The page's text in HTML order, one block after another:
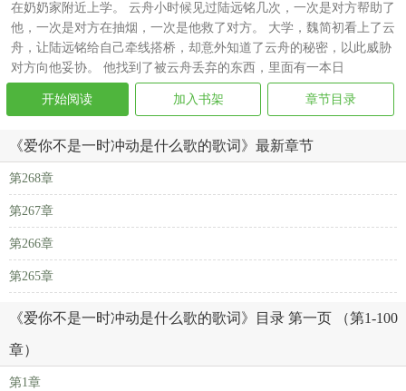
在奶奶家附近上学。 云舟小时候见过陆远铭几次，一次是对方帮助了
他，一次是对方在抽烟，一次是他救了对方。 大学，魏简初看上了云
舟，让陆远铭给自己牵线搭桥，却意外知道了云舟的秘密，以此威胁
对方向他妥协。 他找到了被云舟丢弃的东西，里面有一本日
开始阅读 加入书架 章节目录
《爱你不是一时冲动是什么歌的歌词》最新章节
第268章
第267章
第266章
第265章
《爱你不是一时冲动是什么歌的歌词》目录 第一页 （第1-100
章）
第1章